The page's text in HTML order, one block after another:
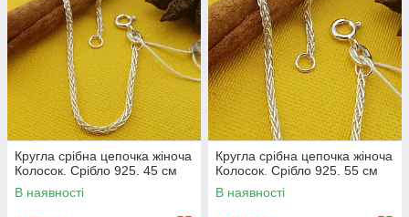
Кругла срібна цепочка жіноча
Колосок. Срібло 925. 45 см
В наявності
Кругла срібна цепочка жіноча
Колосок. Срібло 925. 55 см
В наявності